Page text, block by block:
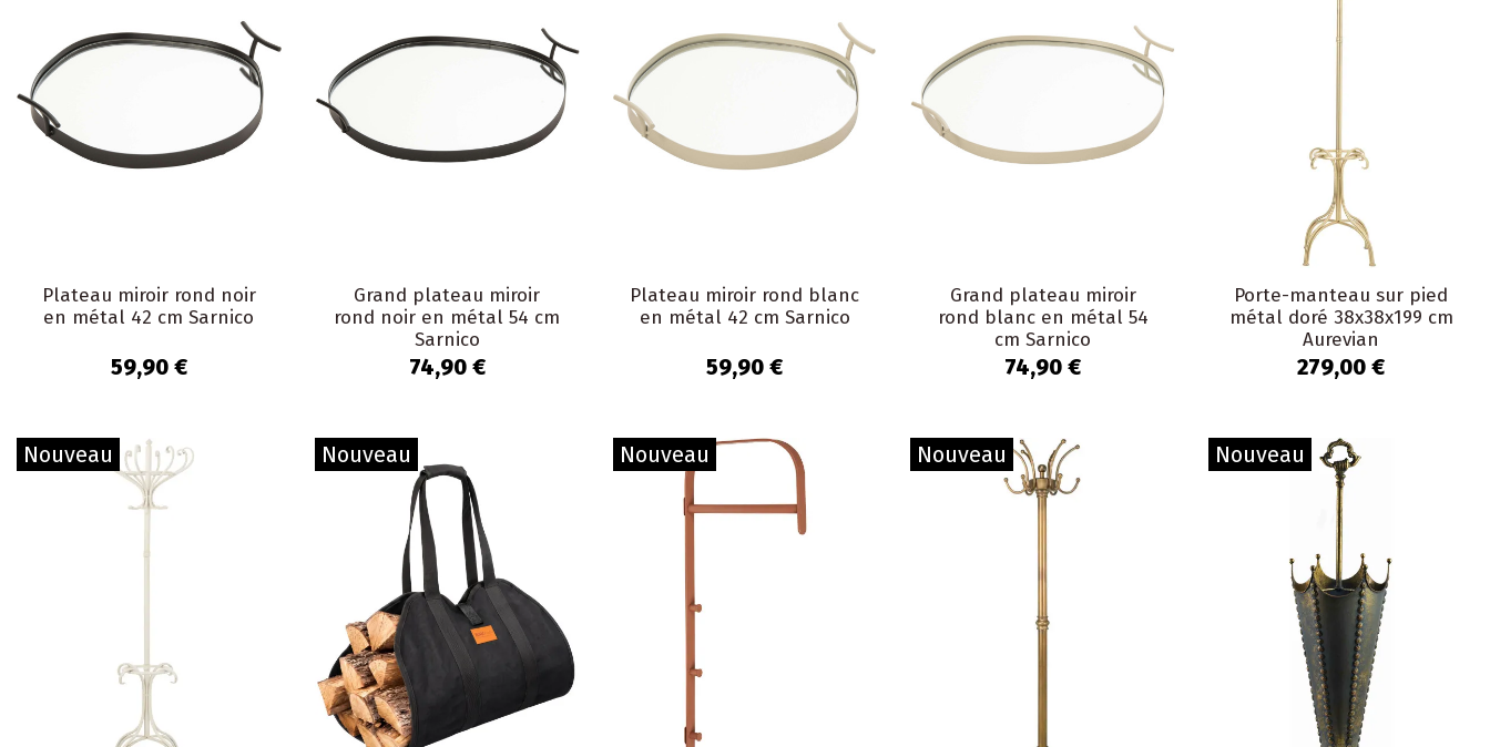
Plateau miroir rond noir
en métal 42 cm Sarnico
59,90 €
Grand plateau miroir
rond noir en métal 54 cm
Sarnico
74,90 €
Plateau miroir rond blanc
en métal 42 cm Sarnico
59,90 €
Grand plateau miroir
rond blanc en métal 54
cm Sarnico
74,90 €
Porte-manteau sur pied
métal doré 38x38x199 cm
Aurevian
279,00 €
Nouveau Nouveau Nouveau Nouveau Nouveau